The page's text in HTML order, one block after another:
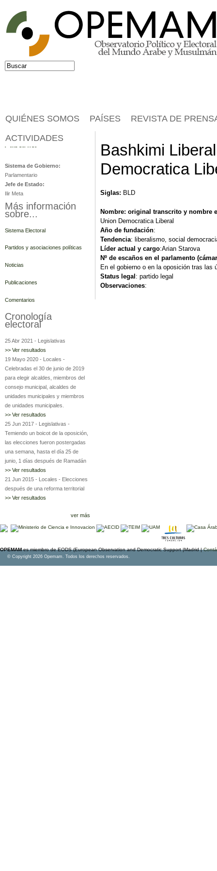
Jump to navigation
Formulario de búsqueda
Buscar
Bashkimi
Democratica
Siglas: BLD
Nombre: original transcrito y nombre
Union Democratica Liberal
Año de fundación:
Tendencia: liberalismo, social
Líder actual y cargo:Arian Starova
Nº de escaños en el parlamento
En el gobierno o en la oposición tras
Status legal : partido legal
Observaciones:
QUIÉNES SOMOS PAÍSES REVISTA DE
ACTIVIDADES
Albania
Sistema de Gobierno:
Parlamentario
Jefe de Estado:
Ilir Meta
Más información
sobre...
Sistema Electoral
Partidos y asociaciones políticas
Noticias
Publicaciones
Comentarios
Cronología
electoral
25 Abr 2021 - Legislativas
>> Ver resultados
19 Mayo 2020 - Locales -
Celebradas el 30 de junio de 2019
para elegir alcaldes, miembros del
consejo municipal, alcaldes de
unidades municipales y miembros
de unidades municipales.
>> Ver resultados
25 Jun 2017 - Legislativas -
Temiendo un boicot de la oposición,
las elecciones fueron postergadas
una semana, hasta el día 25 de
junio, 1 días después de Ramadán
>> Ver resultados
21 Jun 2015 - Locales - Elecciones
después de una reforma territorial
>> Ver resultados
ver más
OPEMAMes miembro de EODS (European Observation and Democratic Support |Madrid |
© Copyright 2026 Opemam. Todos los derechos reservados.